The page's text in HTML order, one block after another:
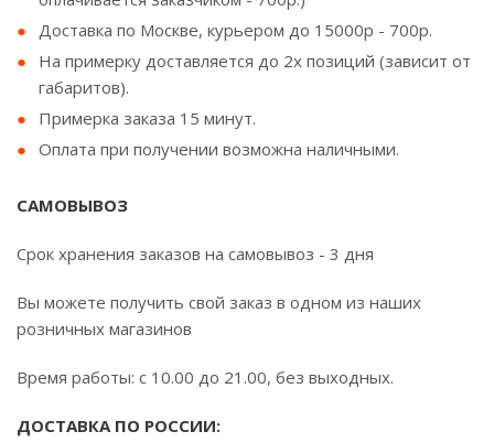
Доставка по Москве, курьером до 15000р - 700р.
На примерку доставляется до 2х позиций (зависит от
габаритов).
Примерка заказа 15 минут.
Оплата при получении возможна наличными.
САМОВЫВОЗ
Срок хранения заказов на самовывоз - 3 дня
Вы можете получить свой заказ в одном из наших
розничных магазинов
Время работы: с 10.00 до 21.00, без выходных.
ДОСТАВКА ПО РОССИИ: